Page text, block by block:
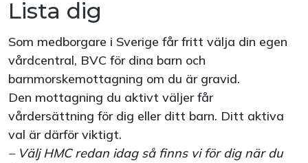
Lista dig
Som medborgare i Sverige får fritt välja din egen
vårdcentral, BVC för dina barn och
barnmorskemottagning om du är gravid.
Den mottagning du aktivt väljer får
vårdersättning för dig eller ditt barn. Ditt aktiva
val är därför viktigt.
– Välj HMC redan idag så finns vi för dig när du